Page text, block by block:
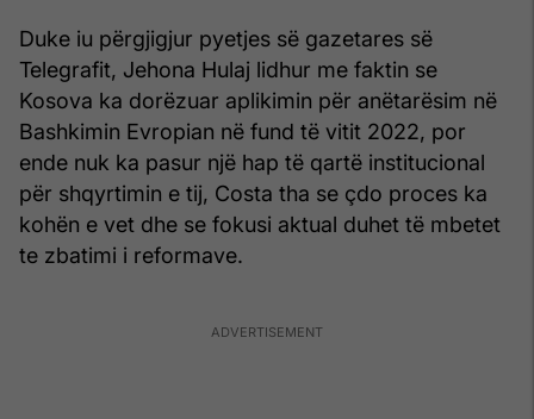
Duke iu përgjigjur pyetjes së gazetares së
Telegrafit, Jehona Hulaj lidhur me faktin se
Kosova ka dorëzuar aplikimin për anëtarësim në
Bashkimin Evropian në fund të vitit 2022, por
ende nuk ka pasur një hap të qartë institucional
për shqyrtimin e tij, Costa tha se çdo proces ka
kohën e vet dhe se fokusi aktual duhet të mbetet
te zbatimi i reformave.